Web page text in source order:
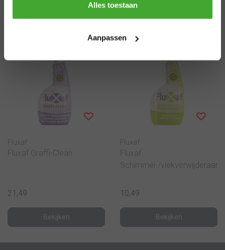
Alles toestaan
Aanpassen
Fluxaf
Fluxaf Graffi-Clean
21,49
Bekijken
Fluxaf
Fluxaf
Schimmel-/vlekverwijderaar
10,49
Bekijken